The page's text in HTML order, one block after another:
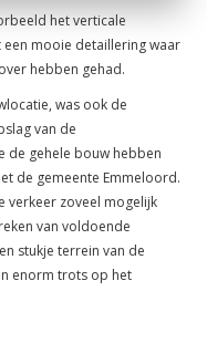
het verticale
mooie detaillering waar
hebben gehad.
was ook de
van de
de gehele bouw hebben
de gemeente Emmeloord.
verkeer zoveel mogelijk
van voldoende
stukje terrein van de
enorm trots op het